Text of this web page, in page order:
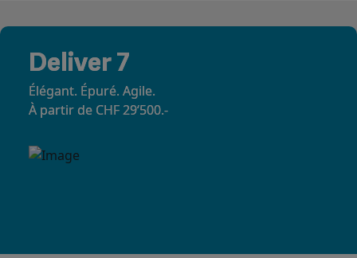
Deliver 7
Élégant. Épuré. Agile.
À partir de CHF 29‘500.-